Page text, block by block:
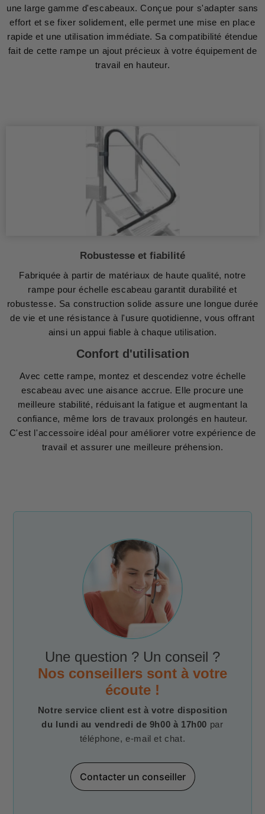
une large gamme d'escabeaux. Conçue pour s'adapter sans
effort et se fixer solidement, elle permet une mise en place
rapide et une utilisation immédiate. Sa compatibilité étendue
fait de cette rampe un ajout précieux à votre équipement de
travail en hauteur.
Robustesse et fiabilité
Fabriquée à partir de matériaux de haute qualité, notre
rampe pour échelle escabeau garantit durabilité et
robustesse. Sa construction solide assure une longue durée
de vie et une résistance à l'usure quotidienne, vous offrant
ainsi un appui fiable à chaque utilisation.
Confort d'utilisation
Avec cette rampe, montez et descendez votre échelle
escabeau avec une aisance accrue. Elle procure une
meilleure stabilité, réduisant la fatigue et augmentant la
confiance, même lors de travaux prolongés en hauteur.
C'est l'accessoire idéal pour améliorer votre expérience de
travail et assurer une meilleure préhension.
Une question ? Un conseil ?
Nos conseillers sont à votre
écoute !
Notre service client est à votre disposition
du lundi au vendredi de 9h00 à 17h00 par
téléphone, e-mail et chat.
Contacter un conseiller